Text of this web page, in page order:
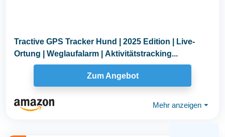
Tractive GPS Tracker Hund | 2025 Edition | Live-
Ortung | Weglaufalarm | Aktivitätstracking...
Zum Angebot
Mehr anzeigen ⏷